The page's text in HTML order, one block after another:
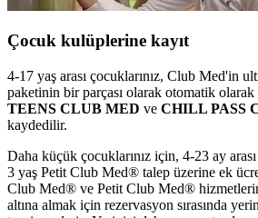
Çocuk kulüplerine kayıt
4-17 yaş arası çocuklarınız, Club Med'in
paketinin bir parçası olarak otomatik olarak
TEENS CLUB MED ve CHILL PASS
kaydedilir.
Daha küçük çocuklarınız için, 4-23 ay
3 yaş Petit Club Med® talep üzerine ek
Club Med® ve Petit Club Med®
altına almak için rezervasyon sırasında